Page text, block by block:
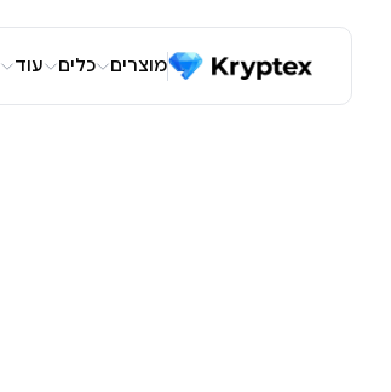
מוצרים כלים עוד